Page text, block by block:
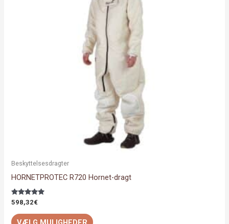
Beskyttelsesdragter
HORNETPROTEC R720 Hornet-dragt
Vurderet
5.00
ud af 5
598,32€
varianter.
Mulighederne
kan
vælges
på
varesiden